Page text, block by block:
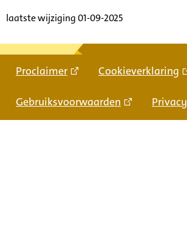
laatste wijziging 01-09-2025
Proclaimer Cookieverklaring
Gebruiksvoorwaarden Privacy